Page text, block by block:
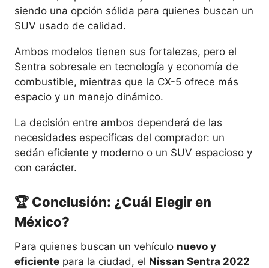
siendo una opción sólida para quienes buscan un
SUV usado de calidad.
Ambos modelos tienen sus fortalezas, pero el
Sentra sobresale en tecnología y economía de
combustible, mientras que la CX-5 ofrece más
espacio y un manejo dinámico.
La decisión entre ambos dependerá de las
necesidades específicas del comprador: un
sedán eficiente y moderno o un SUV espacioso y
con carácter.
🏆 Conclusión: ¿Cuál Elegir en
México?
Para quienes buscan un vehículo nuevo y
eficiente para la ciudad, el Nissan Sentra 2022